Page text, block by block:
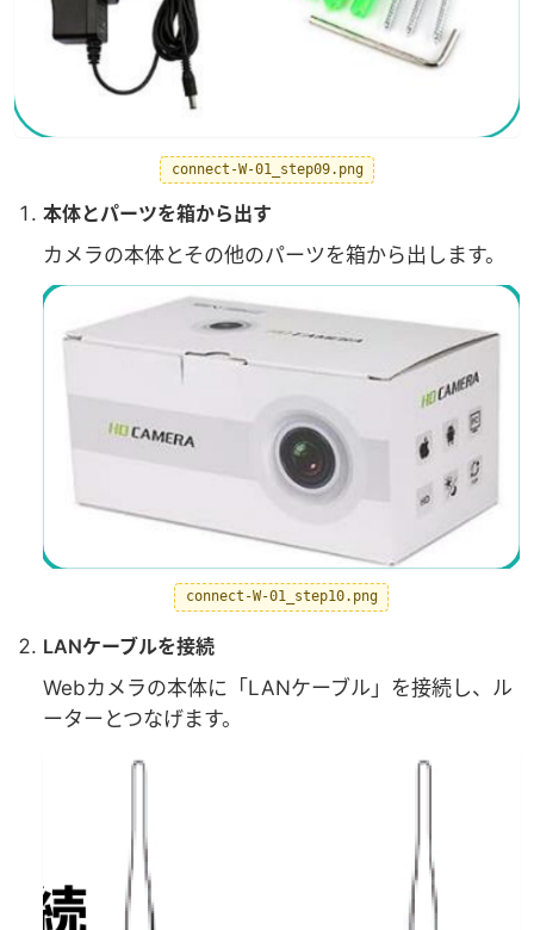
connect-W-01_step09.png
本体とパーツを箱から出す
カメラの本体とその他のパーツを箱から出します。
connect-W-01_step10.png
LANケーブルを接続
Webカメラの本体に「LANケーブル」を接続し、ル
ーターとつなげます。